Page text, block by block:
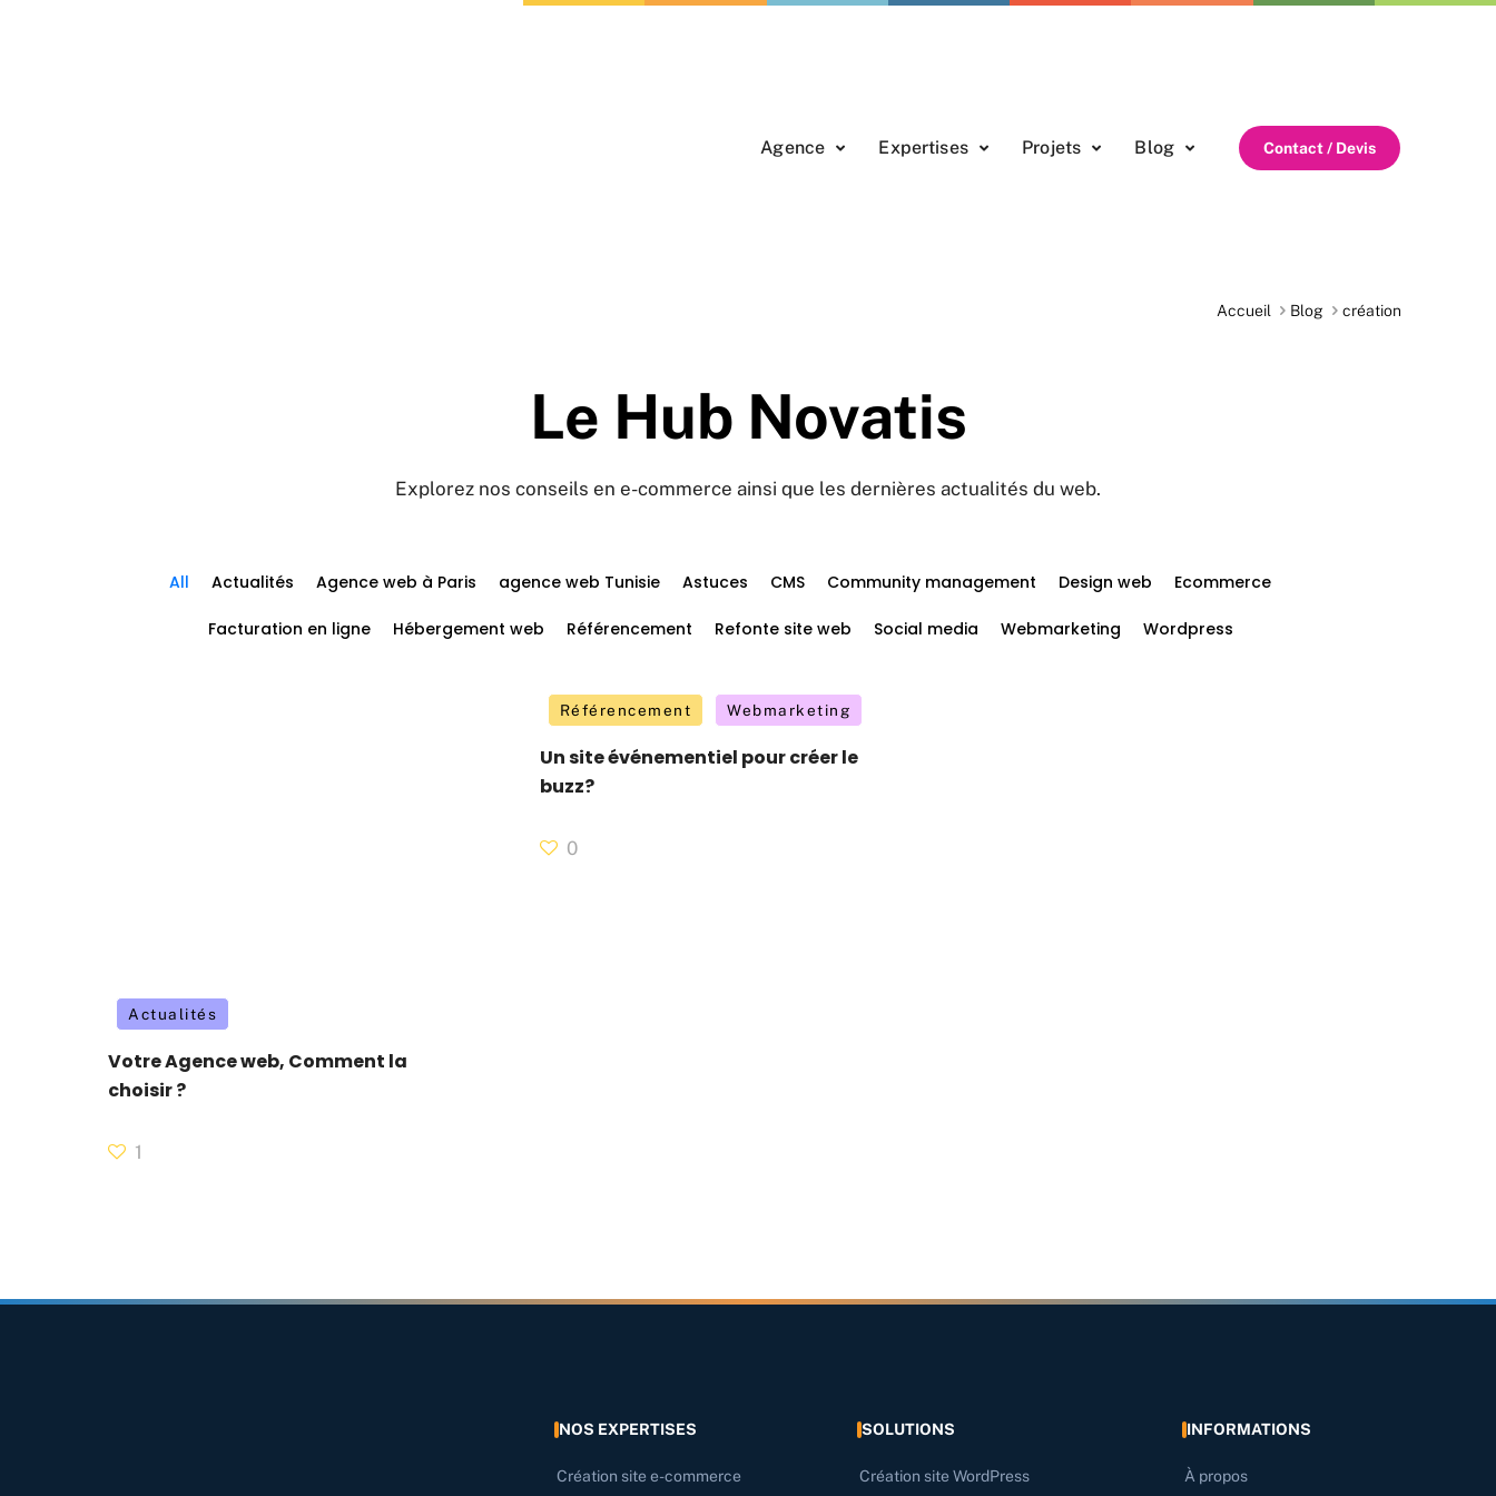
Agence Expertises Projets Blog Contact / Devis
Accueil Blog création
Le Hub Novatis
Explorez nos conseils en e-commerce ainsi que les dernières actualités du web.
All Actualités Agence web à Paris agence web Tunisie Astuces CMS Community management Design web Ecommerce
Facturation en ligne Hébergement web Référencement Refonte site web Social media Webmarketing Wordpress
Actualités
Votre Agence web, Comment la
choisir ?
1
Référencement Webmarketing
Un site événementiel pour créer le
buzz?
0
NOS EXPERTISES
Création site e-commerce
SOLUTIONS
Création site WordPress
INFORMATIONS
À propos